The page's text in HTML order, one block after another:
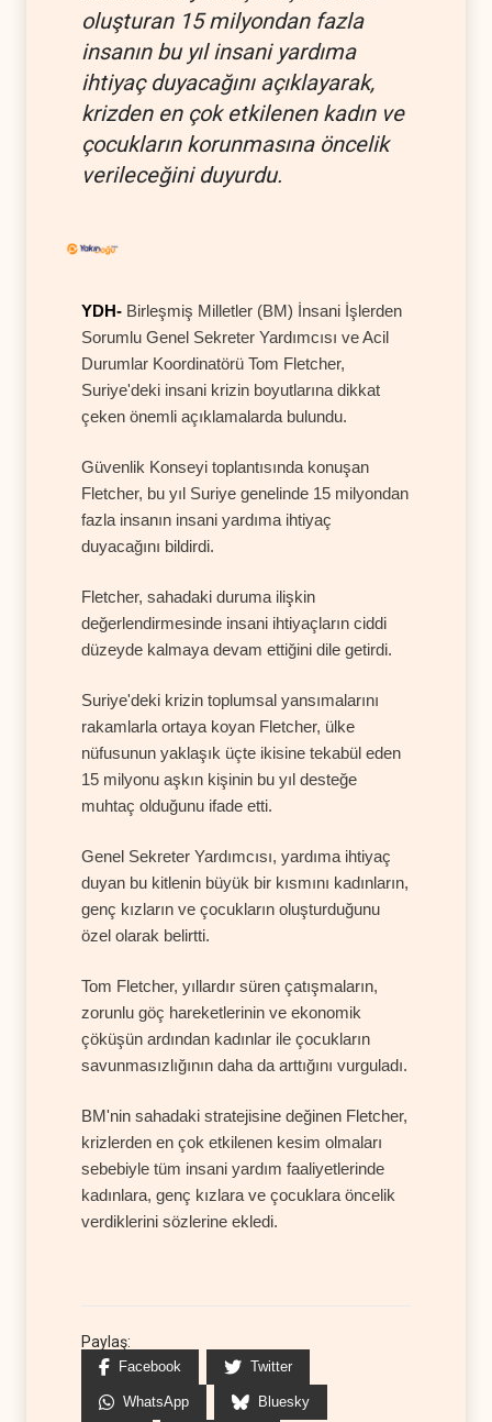
oluşturan 15 milyondan fazla
insanın bu yıl insani yardıma
ihtiyaç duyacağını açıklayarak,
krizden en çok etkilenen kadın ve
çocukların korunmasına öncelik
verileceğini duyurdu.
YDH- Birleşmiş Milletler (BM) İnsani İşlerden
Sorumlu Genel Sekreter Yardımcısı ve Acil
Durumlar Koordinatörü Tom Fletcher,
Suriye'deki insani krizin boyutlarına dikkat
çeken önemli açıklamalarda bulundu.
Güvenlik Konseyi toplantısında konuşan
Fletcher, bu yıl Suriye genelinde 15 milyondan
fazla insanın insani yardıma ihtiyaç
duyacağını bildirdi.
Fletcher, sahadaki duruma ilişkin
değerlendirmesinde insani ihtiyaçların ciddi
düzeyde kalmaya devam ettiğini dile getirdi.
Suriye'deki krizin toplumsal yansımalarını
rakamlarla ortaya koyan Fletcher, ülke
nüfusunun yaklaşık üçte ikisine tekabül eden
15 milyonu aşkın kişinin bu yıl desteğe
muhtaç olduğunu ifade etti.
Genel Sekreter Yardımcısı, yardıma ihtiyaç
duyan bu kitlenin büyük bir kısmını kadınların,
genç kızların ve çocukların oluşturduğunu
özel olarak belirtti.
Tom Fletcher, yıllardır süren çatışmaların,
zorunlu göç hareketlerinin ve ekonomik
çöküşün ardından kadınlar ile çocukların
savunmasızlığının daha da arttığını vurguladı.
BM'nin sahadaki stratejisine değinen Fletcher,
krizlerden en çok etkilenen kesim olmaları
sebebiyle tüm insani yardım faaliyetlerinde
kadınlara, genç kızlara ve çocuklara öncelik
verdiklerini sözlerine ekledi.
Paylaş:
Facebook Twitter
WhatsApp Bluesky